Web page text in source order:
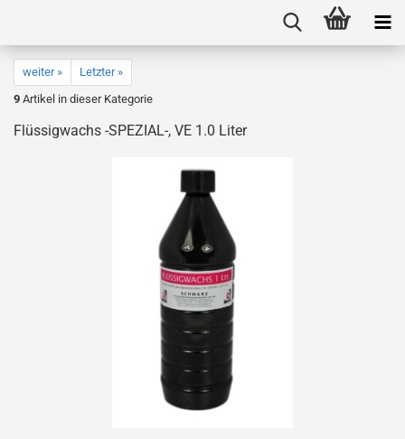
weiter »
Letzter »
9 Artikel in dieser Kategorie
Flüssigwachs -SPEZIAL-, VE 1.0 Liter